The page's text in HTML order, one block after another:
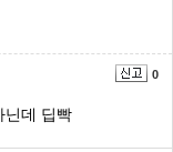
0
닌데 딥빡